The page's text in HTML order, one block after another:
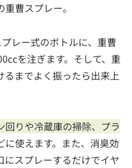
曹スプレー。
レー式のボトルに、重曹
を注ぎます。そして、重
るまでよく振ったら出来上
回りや冷蔵庫の掃除、プラ
に使えます。また、消臭効
スプレーするだけでイヤ